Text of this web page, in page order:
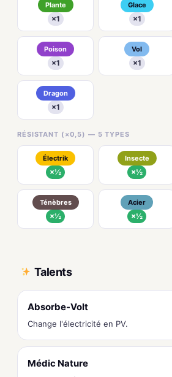
Plante
×1
Glace
×1
Poison
×1
Vol
×1
Dragon
×1
RÉSISTANT (×0,5) — 5 TYPES
Électrik
×½
Insecte
×½
Ténèbres
×½
Acier
×½
Talents
Absorbe-Volt
Change l'électricité en PV.
Médic Nature